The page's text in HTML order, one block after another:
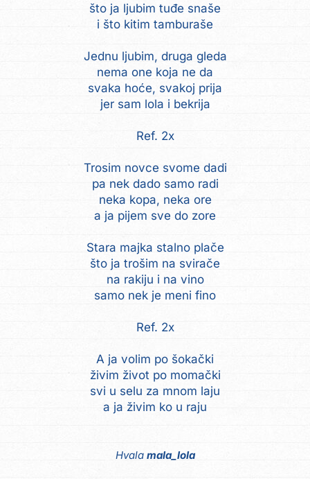
što ja ljubim tuđe snaše
i što kitim tamburaše
Jednu ljubim, druga gleda
nema one koja ne da
svaka hoće, svakoj prija
jer sam lola i bekrija
Ref. 2x
Trosim novce svome dadi
pa nek dado samo radi
neka kopa, neka ore
a ja pijem sve do zore
Stara majka stalno plače
što ja trošim na svirače
na rakiju i na vino
samo nek je meni fino
Ref. 2x
A ja volim po šokački
živim život po momački
svi u selu za mnom laju
a ja živim ko u raju
Hvala mala_lola